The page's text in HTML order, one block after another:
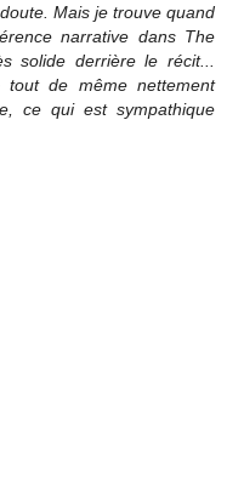
Mais je trouve quand
narrative dans The
solide derrière le récit...
de même nettement
ce qui est sympathique